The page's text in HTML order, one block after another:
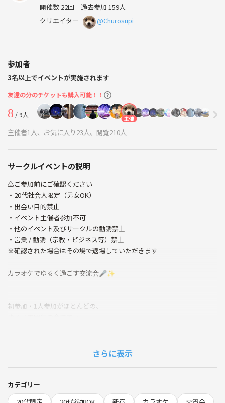
開催数 22回 過去参加 159人
クリエイター
@Churosupi
参加者
3名以上でイベントが実施されます
友達の分のチケットも購入可能！！
8 / 9人 主催
主催者1人、お気に入り23人、閲覧210人
サークルイベントの説明
⚠️ご参加前にご確認ください
・20代社会人限定（男女OK）
・出会い目的禁止
・イベント主催者参加不可
・他のイベント及びサークルの勧誘禁止
・営業 / 勧誘（宗教・ビジネス等）禁止
※確認された場合はその場で退場していただきます
カラオケでゆるく過ごす交流会🎤✨
初参加・1人参加がほとんどの、
「みんなでわちゃわちゃしたい」
さらに表示
カテゴリー